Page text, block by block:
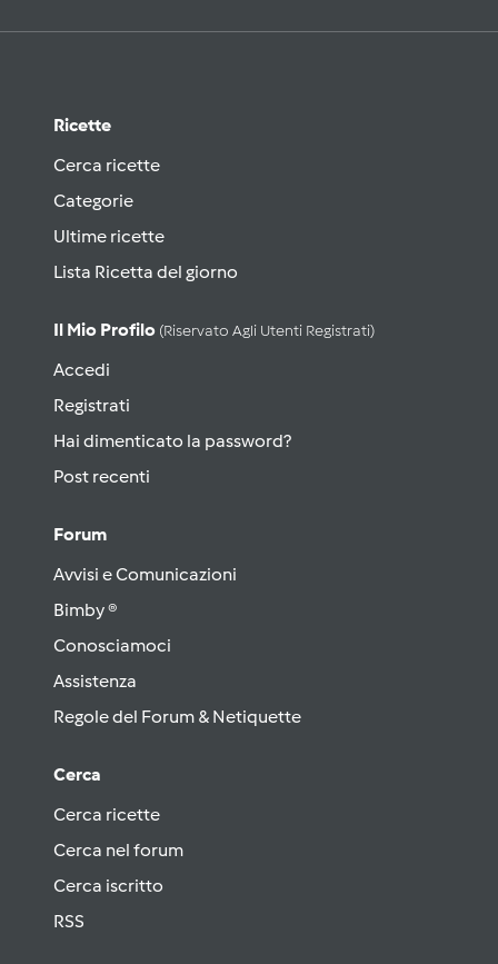
Ricette
Cerca ricette
Categorie
Ultime ricette
Lista Ricetta del giorno
Il Mio Profilo (riservato Agli Utenti Registrati)
Accedi
Registrati
Hai dimenticato la password?
Post recenti
Forum
Avvisi e Comunicazioni
Bimby ®
Conosciamoci
Assistenza
Regole del Forum & Netiquette
Cerca
Cerca ricette
Cerca nel forum
Cerca iscritto
RSS